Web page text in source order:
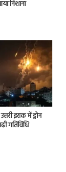
निशाना
इराक में ड्रोन
गतिविधि